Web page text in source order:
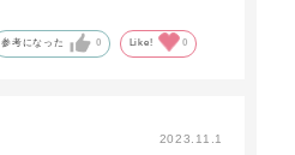
参考になった 0 Like! 0
2023.11.1